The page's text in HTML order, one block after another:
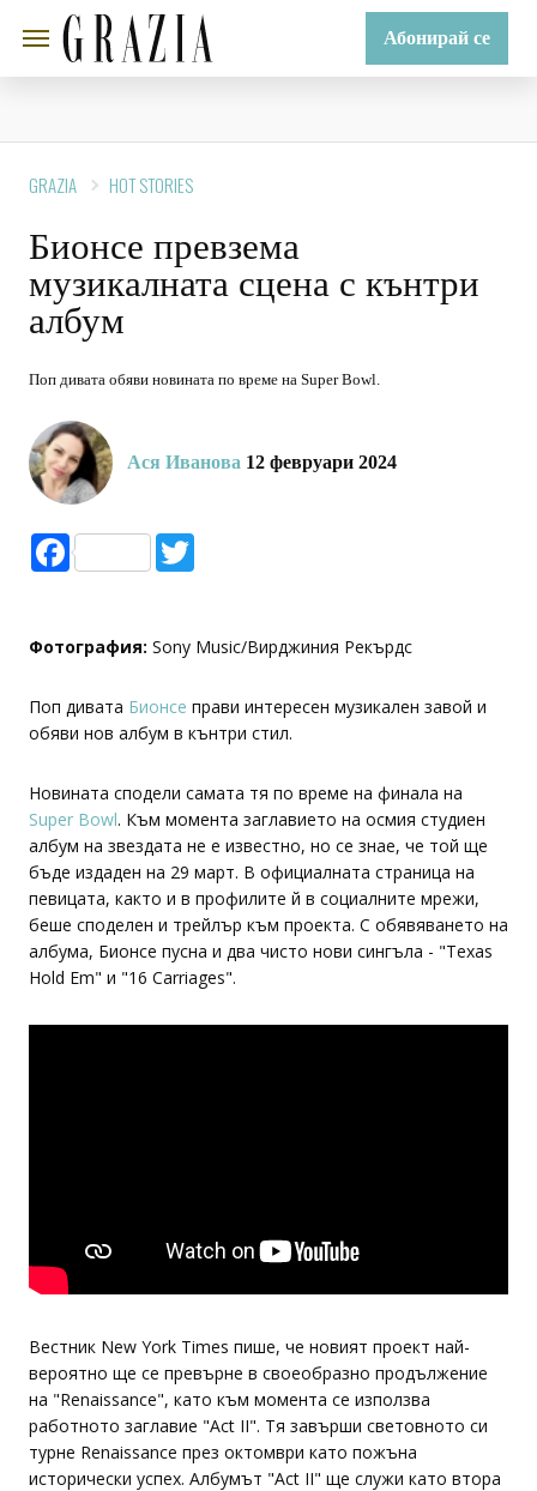
Абонирай се
GRAZIA HOT STORIES
Бионсе превзема
музикалната сцена с кънтри
албум
Поп дивата обяви новината по време на Super Bowl.
Ася Иванова 12 февруари 2024
Facebook
Фотография: Sony Music/Вирджиния Рекърдс
Поп дивата Бионсе прави интересен музикален завой и
обяви нов албум в кънтри стил.
Новината сподели самата тя по време на финала на
Super Bowl. Към момента заглавието на осмия студиен
албум на звездата не е известно, но се знае, че той ще
бъде издаден на 29 март. В официалната страница на
певицата, както и в профилите й в социалните мрежи,
беше споделен и трейлър към проекта. С обявяването на
албума, Бионсе пусна и два чисто нови сингъла - "Texas
Hold Em" и "16 Carriages".
Вестник New York Times пише, че новият проект най-
вероятно ще се превърне в своеобразно продължение
на "Renaissance", като към момента се използва
работното заглавие "Act II". Тя завърши световното си
турне Renaissance през октомври като пожъна
исторически успех. Албумът "Act II" ще служи като втора